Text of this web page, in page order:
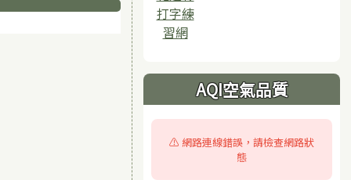
打字練
習網
AQI空氣品質
⚠️ 網路連線錯誤，請檢查網路狀
態